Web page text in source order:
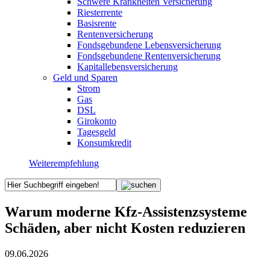
Riesterrente
Basisrente
Rentenversicherung
Fondsgebundene Lebensversicherung
Fondsgebundene Rentenversicherung
Kapitallebensversicherung
Geld und Sparen
Strom
Gas
DSL
Girokonto
Tagesgeld
Konsumkredit
Weiterempfehlung
Warum moderne Kfz-Assistenzsysteme
Schäden, aber nicht Kosten reduzieren
09.06.2026